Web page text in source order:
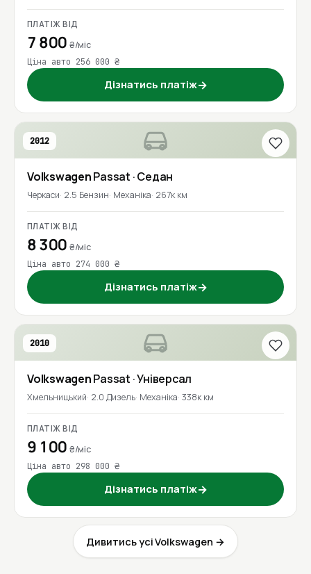
ПЛАТІЖ ВІД
7 800₴/міс
Ціна авто 256 000 ₴
Дізнатись платіж→
2012
VolkswagenPassat · Седан
Черкаси 2.5 Бензин Механіка 267к км
ПЛАТІЖ ВІД
8 300₴/міс
Ціна авто 274 000 ₴
Дізнатись платіж→
2010
VolkswagenPassat · Універсал
Хмельницький 2.0 Дизель Механіка 338к км
ПЛАТІЖ ВІД
9 100₴/міс
Ціна авто 298 000 ₴
Дізнатись платіж→
Дивитись усі Volkswagen →